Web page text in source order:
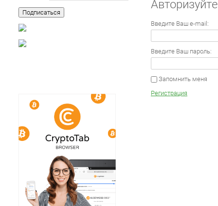
Введите Ваш e-mail:
Введите Ваш пароль:
Запомнить меня
Регистрация